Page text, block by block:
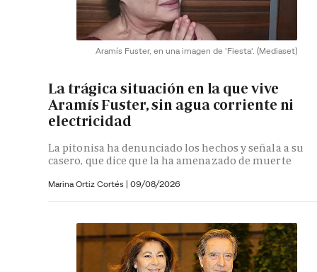
Aramís Fuster, en una imagen de 'Fiesta'. (Mediaset)
La trágica situación en la que vive
Aramís Fuster, sin agua corriente ni
electricidad
La pitonisa ha denunciado los hechos y señala a su
casero, que dice que la ha amenazado de muerte
Marina Ortiz Cortés | 09/08/2026